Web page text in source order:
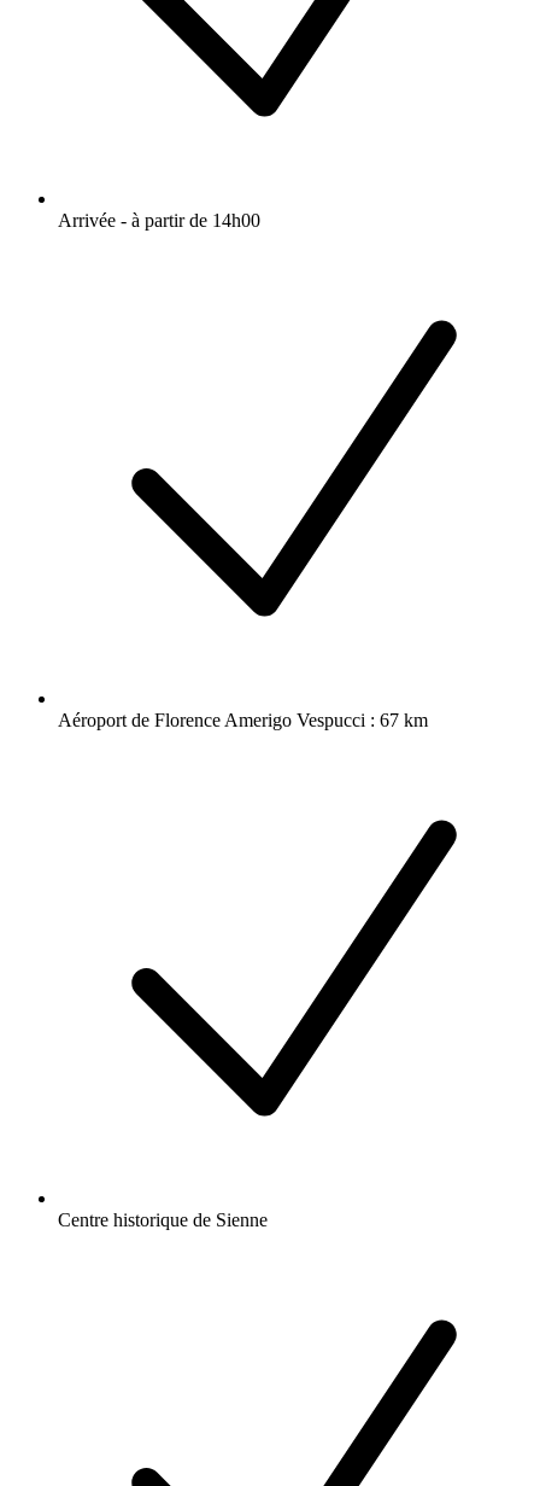
Arrivée - à partir de 14h00
Aéroport de Florence Amerigo Vespucci : 67 km
Centre historique de Sienne